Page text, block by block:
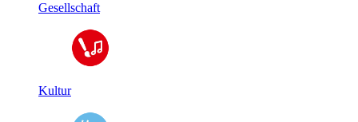
Gesellschaft
Kultur